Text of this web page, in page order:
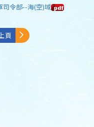
司令部--海(空)域
頁